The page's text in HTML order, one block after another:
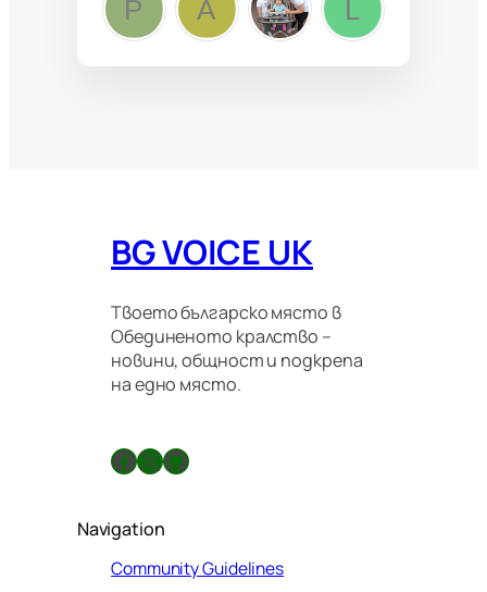
BG VOICE UK
Твоето българско място в
Обединеното кралство –
новини, общност и подкрепа
на едно място.
Facebook X GitHub
Navigation
Community Guidelines